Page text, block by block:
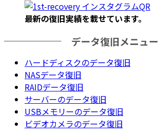
最新の復旧実績を載せています。
データ復旧メニュー
ハードディスクのデータ復旧
NASデータ復旧
RAIDデータ復旧
サーバーのデータ復旧
USBメモリーのデータ復旧
ビデオカメラのデータ復旧